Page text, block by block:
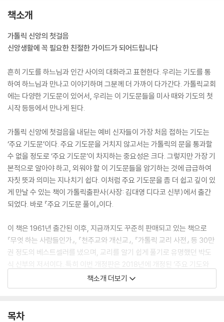
책소개
가톨릭 신앙의 첫걸음
신앙생활에 꼭 필요한 친절한 가이드가 되어드립니다
흔히 기도를 하느님과 인간 사이의 대화라고 표현한다. 우리는 기도를 통
하여 하느님과 만나고 이야기하며 그분께 더 가까이 다가간다. 가톨릭교회
에는 다양한 기도문이 있어서, 우리는 이 기도문들을 미사 때와 기도의 첫
시작 등등에서 만나게 된다.
가톨릭 신앙에 첫걸음을 내딛는 예비 신자들이 가장 처음 접하는 기도는
‘주요 기도문’이다. 주요 기도문을 거치지 않고서는 가톨릭의 문을 통과할
수 없을 정도로 ‘주요 기도문’이 차지하는 중요성은 크다. 그렇지만 가장 기
본적으로 알아야 하고, 외워야 할 이 기도문들을 암기하는 것에 급급하여
자칫 뜻과 의미는 지나치기 쉽다. 이처럼 주요 기도문을 좀 더 쉽고 깊이 있
게 만날 수 있는 책이 가톨릭출판사(사장: 김대영 디다코 신부)에서 출간
되었다. 바로 『주요 기도문 풀이』이다.
이 책은 1961년 출간된 이후, 지금까지도 꾸준히 판매되고 있는 책으로
『무엇 하는 사람들인가』, 『천주교와 개신교』, 『가톨릭 교리 사전』 등 30만
권 정도의 베스트셀러를 냈으며, 교리를 알기 쉽게 풀기로 유명했던 박도
식 신부의 저서이다. 특히 이번 개정판은 2018년에 개정된 ‘주요 기도와
미사 통상문’을 기반으로 기도문을 수정하고, 문장을 현대식에 맞게 다듬
었다.
책소개 더보기
목차